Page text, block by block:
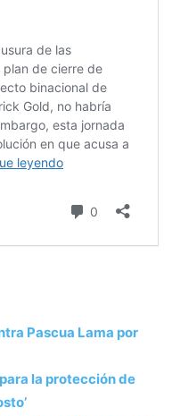
Pascua Lama por
la protección de